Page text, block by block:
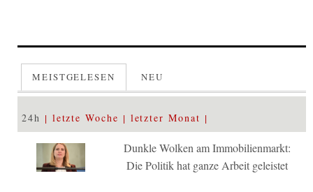
MEISTGELESEN NEU
24h letzte Woche letzter Monat
Dunkle Wolken am Immobilienmarkt:
Die Politik hat ganze Arbeit geleistet